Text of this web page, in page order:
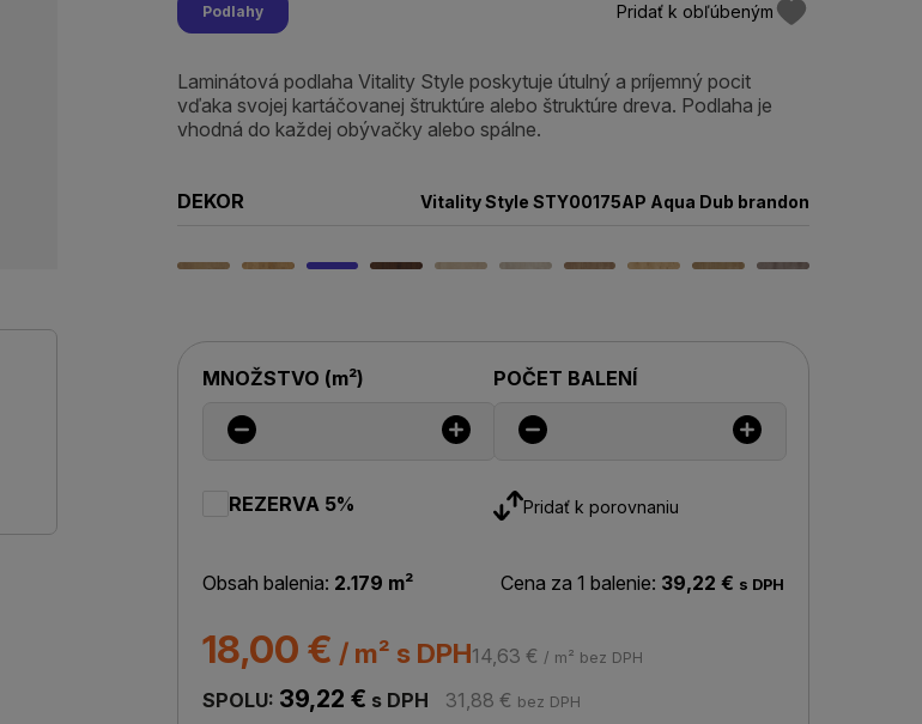
Podlahy Pridať k obľúbeným
Laminátová podlaha Vitality Style poskytuje útulný a príjemný pocit
vďaka svojej kartáčovanej štruktúre alebo štruktúre dreva. Podlaha je
vhodná do každej obývačky alebo spálne.
DEKOR Vitality Style STY00175AP Aqua Dub brandon
MNOŽSTVO (m²) POČET BALENÍ
REZERVA 5% Pridať k porovnaniu
Obsah balenia: 2.179 m² Cena za 1 balenie: 39,22 € s DPH
18,00 € / m² s DPH14,63 € / m² bez DPH
SPOLU: 39,22 € s DPH 31,88 € bez DPH